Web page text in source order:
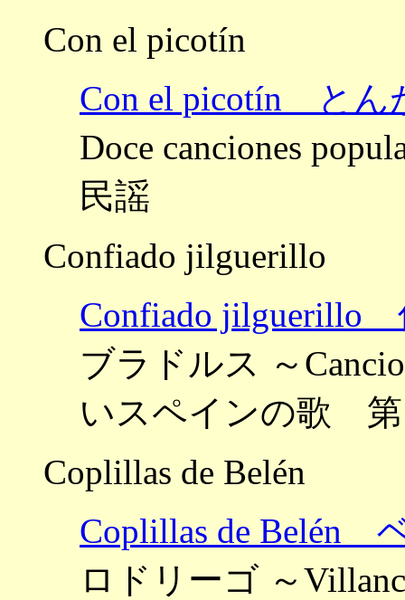
Con el picotín
Con el picotín とん
Doce canciones
民謡
Confiado jilguerillo
Confiado jilguerillo
ブラドルス ～
いスペインの歌
Coplillas de Belén
Coplillas de Belén
ロドリーゴ ～